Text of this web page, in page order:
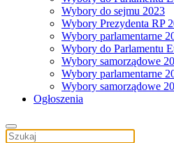
Wybory do sejmu 2023
Wybory Prezydenta RP
Wybory parlamentarne
Wybory do Parlamentu
Wybory samorządowe
Wybory parlamentarne
Wybory samorządowe
Ogłoszenia